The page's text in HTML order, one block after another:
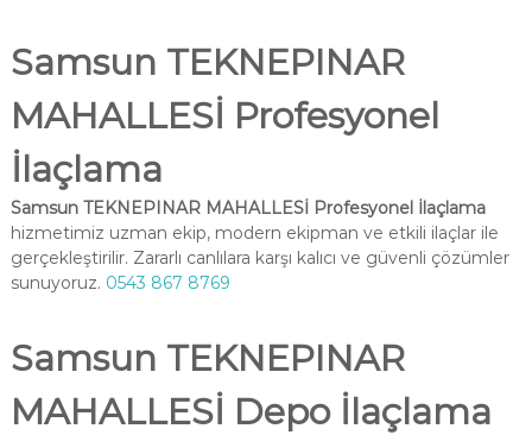
Samsun TEKNEPINAR
MAHALLESİ Profesyonel
İlaçlama
Samsun TEKNEPINAR MAHALLESİ Profesyonel İlaçlama
hizmetimiz uzman ekip, modern ekipman ve etkili ilaçlar ile
gerçekleştirilir. Zararlı canlılara karşı kalıcı ve güvenli çözümler
sunuyoruz. 0543 867 8769
Samsun TEKNEPINAR
MAHALLESİ Depo İlaçlama